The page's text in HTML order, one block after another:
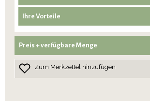
Ihre Vorteile
Preis + verfügbare Menge
Zum Merkzettel hinzufügen